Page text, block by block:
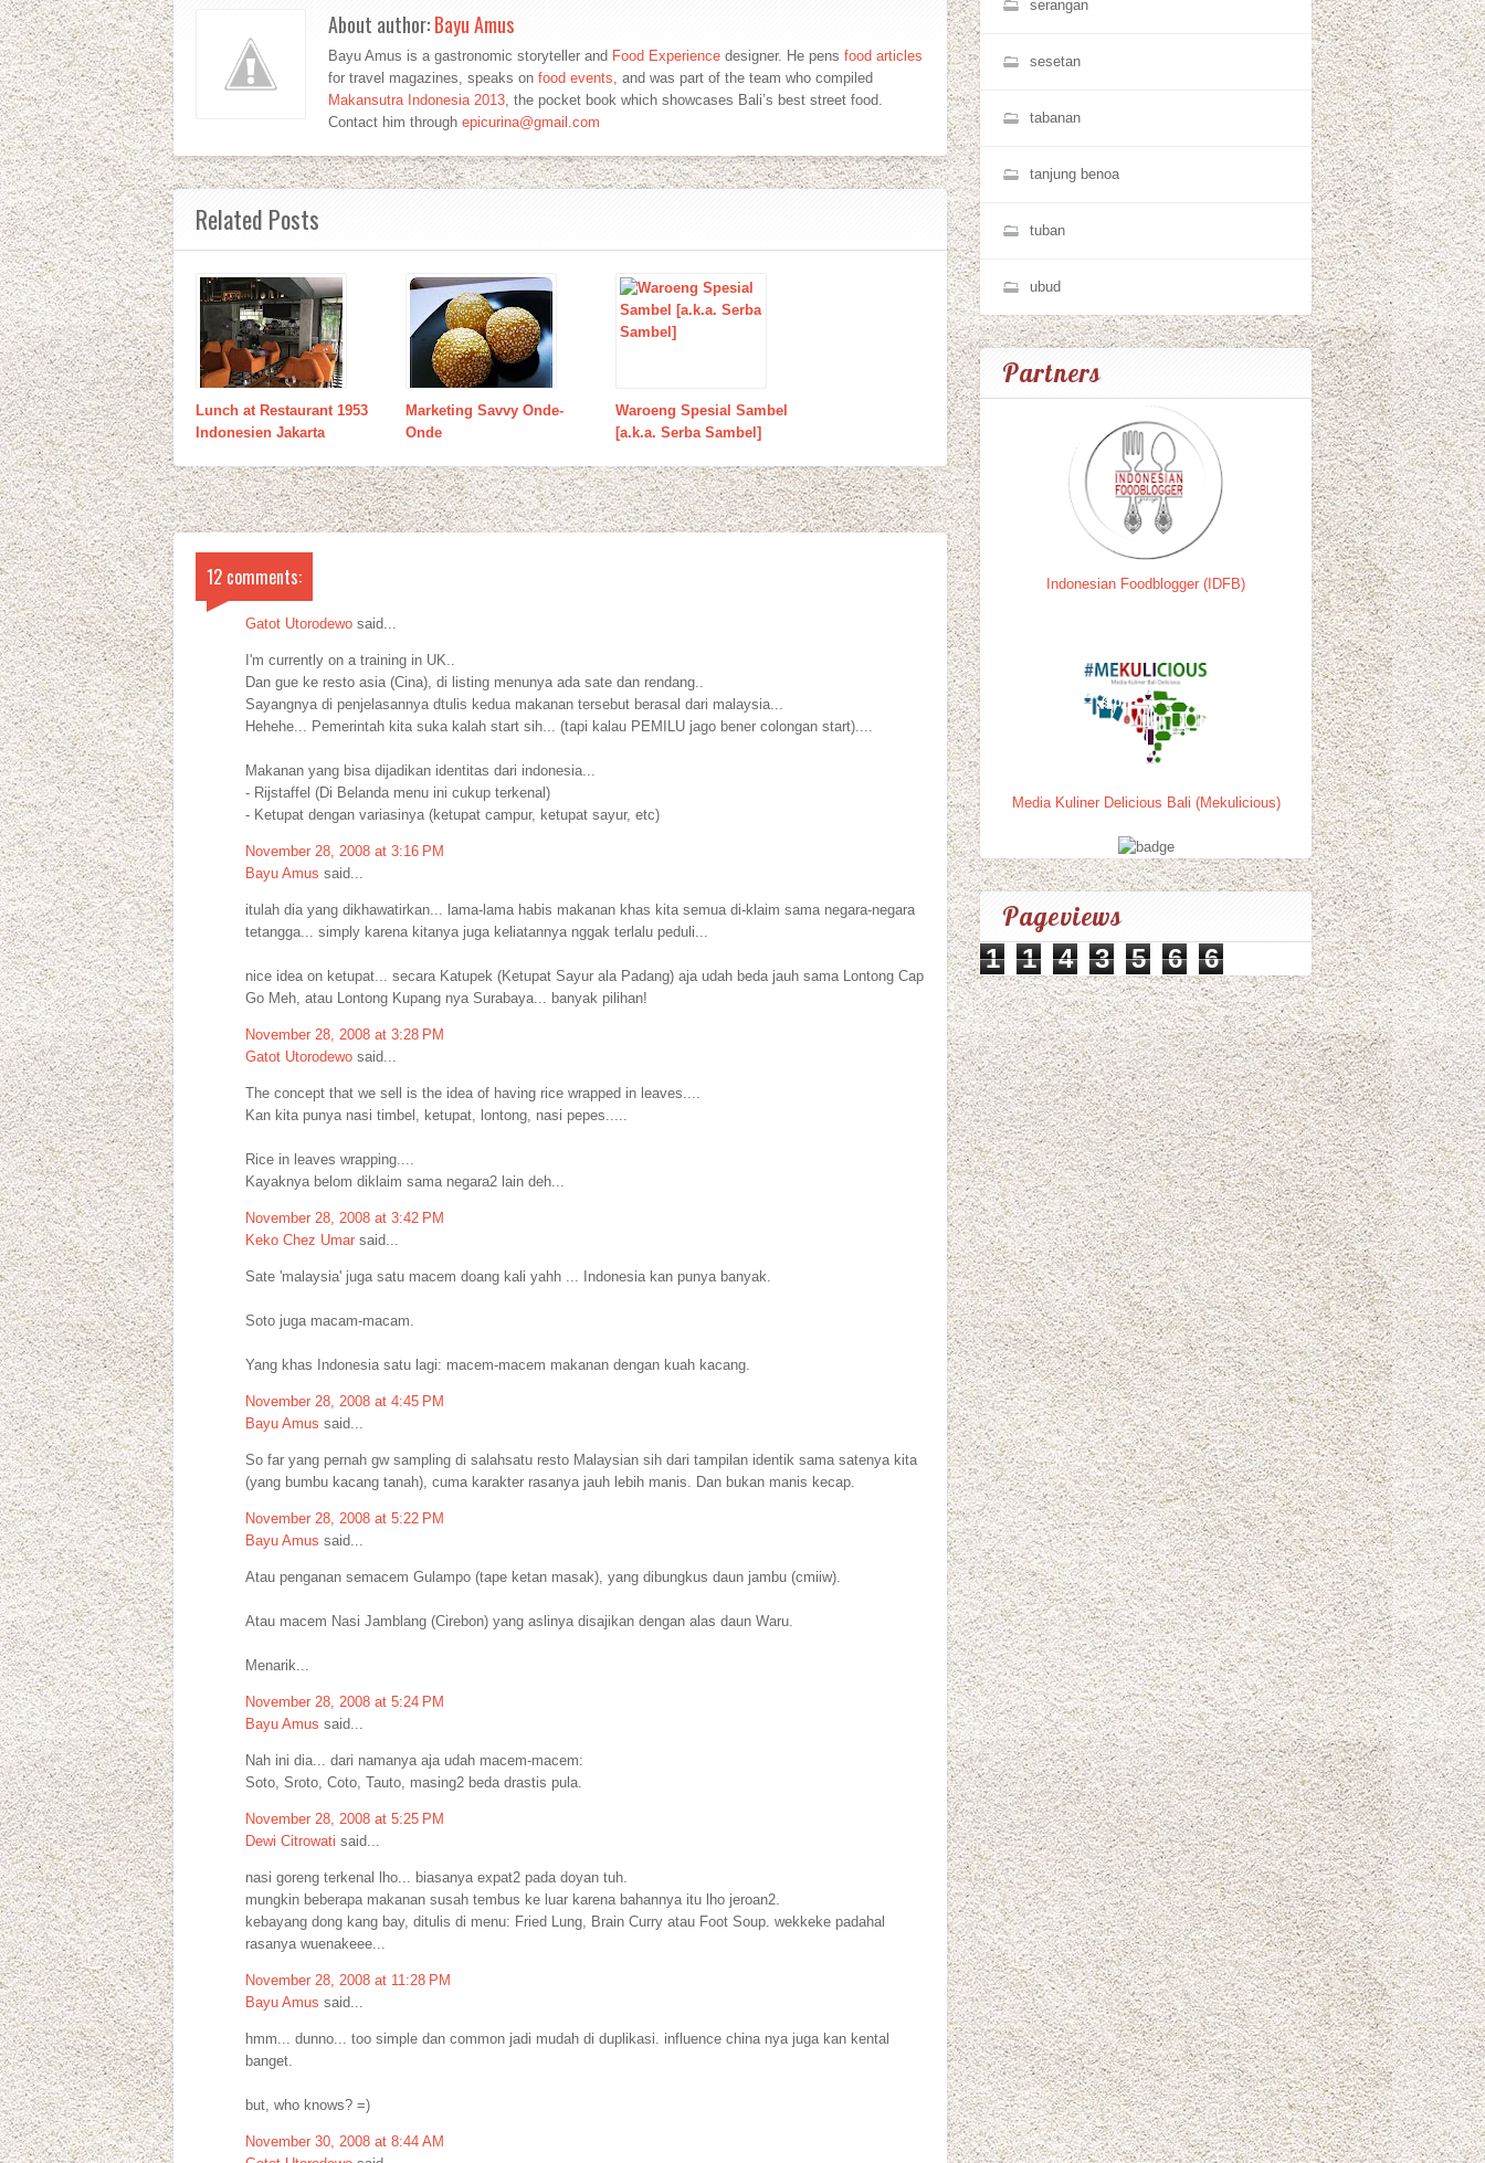
About author:Bayu Amus
Bayu Amus is a gastronomic storyteller and Food Experience designer. He pens food articles
for travel magazines, speaks on food events, and was part of the team who compiled
Makansutra Indonesia 2013, the pocket book which showcases Bali’s best street food.
Contact him through epicurina@gmail.com
Related Posts
Lunch at Restaurant 1953
Indonesien Jakarta
Marketing Savvy Onde-
Onde
Waroeng Spesial Sambel
[a.k.a. Serba Sambel]
12 comments:
Gatot Utorodewo said...
I'm currently on a training in UK..
Dan gue ke resto asia (Cina), di listing menunya ada sate dan rendang..
Sayangnya di penjelasannya dtulis kedua makanan tersebut berasal dari malaysia...
Hehehe... Pemerintah kita suka kalah start sih... (tapi kalau PEMILU jago bener colongan start)....
Makanan yang bisa dijadikan identitas dari indonesia...
- Rijstaffel (Di Belanda menu ini cukup terkenal)
- Ketupat dengan variasinya (ketupat campur, ketupat sayur, etc)
November 28, 2008 at 3:16 PM
Bayu Amus said...
itulah dia yang dikhawatirkan... lama-lama habis makanan khas kita semua di-klaim sama negara-negara
tetangga... simply karena kitanya juga keliatannya nggak terlalu peduli...
nice idea on ketupat... secara Katupek (Ketupat Sayur ala Padang) aja udah beda jauh sama Lontong Cap
Go Meh, atau Lontong Kupang nya Surabaya... banyak pilihan!
November 28, 2008 at 3:28 PM
Gatot Utorodewo said...
The concept that we sell is the idea of having rice wrapped in leaves....
Kan kita punya nasi timbel, ketupat, lontong, nasi pepes.....
Rice in leaves wrapping....
Kayaknya belom diklaim sama negara2 lain deh...
November 28, 2008 at 3:42 PM
Keko Chez Umar said...
Sate 'malaysia' juga satu macem doang kali yahh ... Indonesia kan punya banyak.
Soto juga macam-macam.
Yang khas Indonesia satu lagi: macem-macem makanan dengan kuah kacang.
November 28, 2008 at 4:45 PM
Bayu Amus said...
So far yang pernah gw sampling di salahsatu resto Malaysian sih dari tampilan identik sama satenya kita
(yang bumbu kacang tanah), cuma karakter rasanya jauh lebih manis. Dan bukan manis kecap.
November 28, 2008 at 5:22 PM
Bayu Amus said...
Atau penganan semacem Gulampo (tape ketan masak), yang dibungkus daun jambu (cmiiw).
Atau macem Nasi Jamblang (Cirebon) yang aslinya disajikan dengan alas daun Waru.
Menarik...
November 28, 2008 at 5:24 PM
Bayu Amus said...
Nah ini dia... dari namanya aja udah macem-macem:
Soto, Sroto, Coto, Tauto, masing2 beda drastis pula.
November 28, 2008 at 5:25 PM
Dewi Citrowati said...
nasi goreng terkenal lho... biasanya expat2 pada doyan tuh.
mungkin beberapa makanan susah tembus ke luar karena bahannya itu lho jeroan2.
kebayang dong kang bay, ditulis di menu: Fried Lung, Brain Curry atau Foot Soup. wekkeke padahal
rasanya wuenakeee...
November 28, 2008 at 11:28 PM
Bayu Amus said...
hmm... dunno... too simple dan common jadi mudah di duplikasi. influence china nya juga kan kental
banget.
but, who knows? =)
November 30, 2008 at 8:44 AM
serangan
sesetan
tabanan
tanjung benoa
tuban
ubud
Partners
Indonesian Foodblogger (IDFB)
Media Kuliner Delicious Bali (Mekulicious)
Pageviews
1 1 4 3 5 6 6